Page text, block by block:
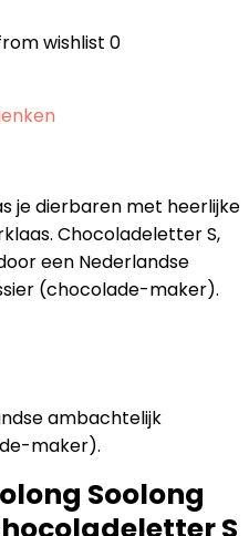
wishlist 0
je dierbaren met heerlijke
Chocoladeletter S,
een Nederlandse
(chocolade-maker).
ambachtelijk
maker).
Soolong